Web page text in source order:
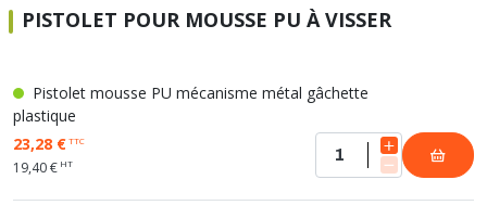
PISTOLET POUR MOUSSE PU À VISSER
Pistolet mousse PU mécanisme métal gâchette
plastique
23,28 €TTC
19,40 € HT